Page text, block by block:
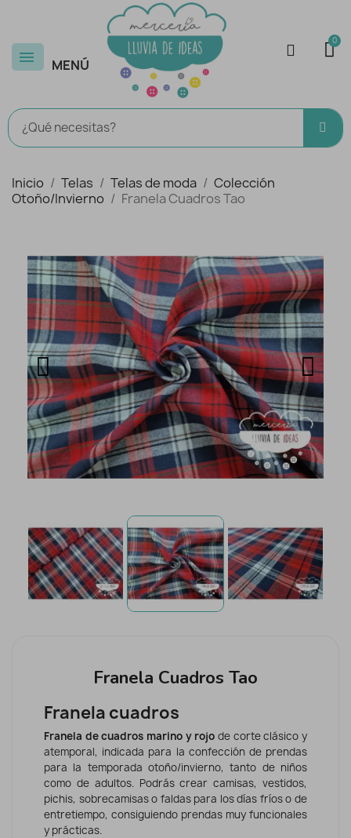
MENÚ
Inicio Telas Telas de moda
Colección
Otoño/Invierno
Franela Cuadros Tao
Franela Cuadros Tao
Franela cuadros
Franela de cuadros marino y rojo de corte clásico y
atemporal, indicada para la confección de prendas
para la temporada otoño/invierno, tanto de niños
como de adultos. Podrás crear camisas, vestidos,
pichis, sobrecamisas o faldas para los días fríos o de
entretiempo, consiguiendo prendas muy funcionales
y prácticas.